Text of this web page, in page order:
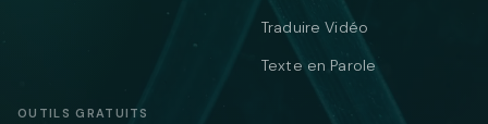
Traduire Vidéo
Texte en Parole
OUTILS GRATUITS